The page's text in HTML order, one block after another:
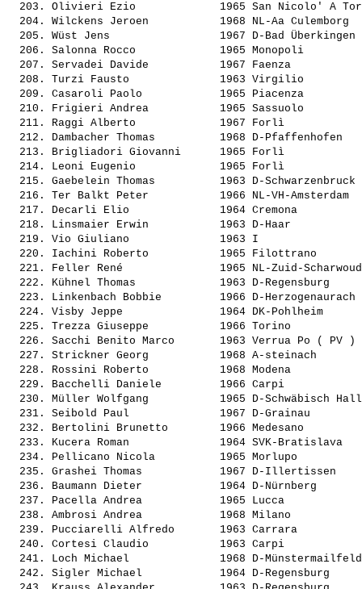
  203.
Olivieri Ezio
1965 San Nicolo' A
  204.
Wilckens Jeroen
1968 NL-Aa
  205.
Wüst Jens
1967 D-Bad
  206.
Salonna Rocco
1965 Monopoli
  207.
Servadei Davide
1967 Faenza
  208.
Turzi Fausto
1963 Virgilio
  209.
Casaroli Paolo
1965 Piacenza
  210.
Frigieri Andrea
1965 Sassuolo
  211.
Raggi Alberto
1967 Forlì
  212.
Dambacher Thomas
1968 D-
  213.
Brigliadori Giovanni
1965 Forlì
  214.
Leoni Eugenio
1965 Forlì
  215.
Gaebelein Thomas
1963 D-
  216.
Ter Balkt Peter
1966 NL-VH-
  217.
Decarli Elio
1964 Cremona
  218.
Linsmaier Erwin
1963 D-Haar
  219.
Vio Giuliano
1963 I
  220.
Iachini Roberto
1965 Filottrano
  221.
Feller René
1965 NL-Zuid-
  222.
Kühnel Thomas
1963 D-
  223.
Linkenbach Bobbie
1966 D-
  224.
Visby Jeppe
1964 DK-Pohlheim
  225.
Trezza Giuseppe
1966 Torino
  226.
Sacchi Benito Marco
1963 Verrua Po (
  227.
Strickner Georg
1968 A-steinach
  228.
Rossini Roberto
1968 Modena
  229.
Bacchelli Daniele
1966 Carpi
  230.
Müller Wolfgang
1965 D-Schwäbisch
  231.
Seibold Paul
1967 D-Grainau
  232.
Bertolini Brunetto
1966 Medesano
  233.
Kucera Roman
1964 SVK-
  234.
Pellicano Nicola
1965 Morlupo
  235.
Grashei Thomas
1967 D-Illertissen
  236.
Baumann Dieter
1964 D-Nürnberg
  237.
Pacella Andrea
1965 Lucca
  238.
Ambrosi Andrea
1968 Milano
  239.
Pucciarelli Alfredo
1963 Carrara
  240.
Cortesi Claudio
1963 Carpi
  241.
Loch Michael
1968 D-
  242.
Sigler Michael
1964 D-